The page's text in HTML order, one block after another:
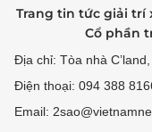
Trang tin tức giải trí
Cổ phần
Địa chỉ: Tòa nhà
Điện thoại: 094 388
Email: